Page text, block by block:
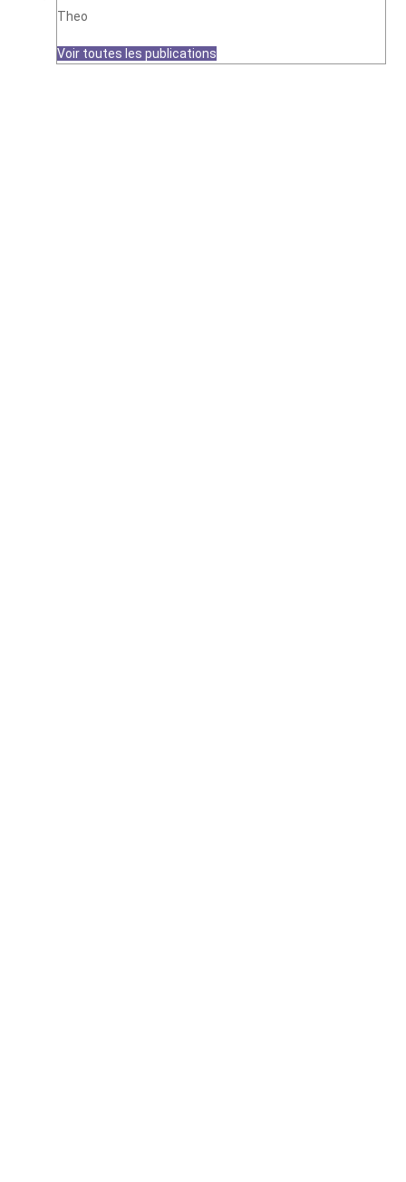
Theo
Voir toutes les publications